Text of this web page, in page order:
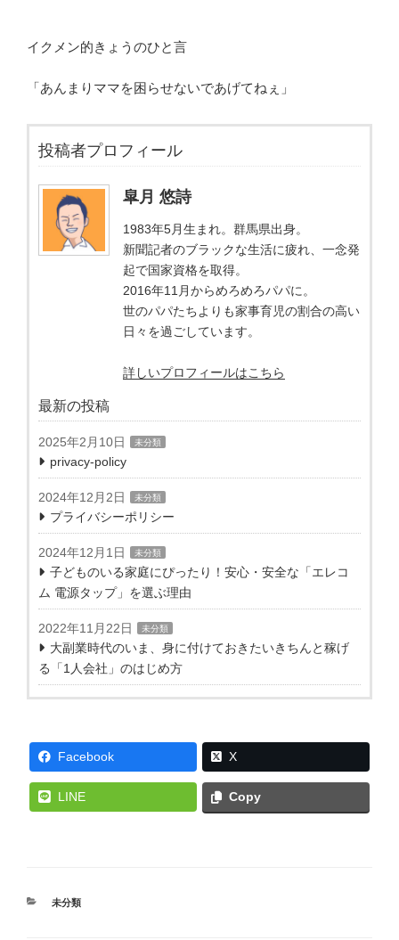
イクメン的きょうのひと言
「あんまりママを困らせないであげてねぇ」
投稿者プロフィール
皐月 悠詩
1983年5月生まれ。群馬県出身。
新聞記者のブラックな生活に疲れ、一念発
起で国家資格を取得。
2016年11月からめろめろパパに。
世のパパたちよりも家事育児の割合の高い
日々を過ごしています。
詳しいプロフィールはこちら
最新の投稿
2025年2月10日 未分類
privacy-policy
2024年12月2日 未分類
プライバシーポリシー
2024年12月1日 未分類
子どものいる家庭にぴったり！安心・安全な「エレコ
ム 電源タップ」を選ぶ理由
2022年11月22日 未分類
大副業時代のいま、身に付けておきたいきちんと稼げ
る「1人会社」のはじめ方
Facebook X
LINE Copy
カ
未分類